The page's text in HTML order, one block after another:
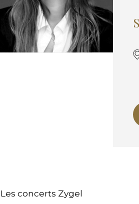
Les concerts Zygel